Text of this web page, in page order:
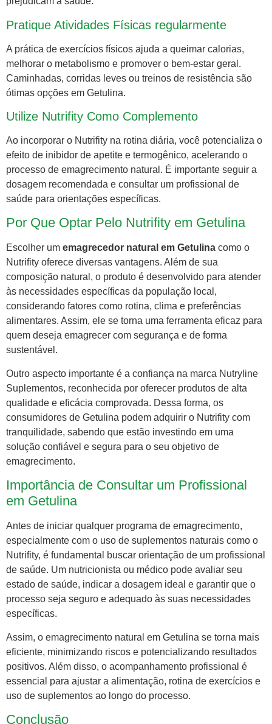
Pratique Atividades Físicas regularmente
A prática de exercícios físicos ajuda a queimar calorias,
melhorar o metabolismo e promover o bem-estar geral.
Caminhadas, corridas leves ou treinos de resistência são
ótimas opções em Getulina.
Utilize Nutrifity Como Complemento
Ao incorporar o Nutrifity na rotina diária, você potencializa o
efeito de inibidor de apetite e termogênico, acelerando o
processo de emagrecimento natural. É importante seguir a
dosagem recomendada e consultar um profissional de
saúde para orientações específicas.
Por Que Optar Pelo Nutrifity em Getulina
Escolher um emagrecedor natural em Getulina como o
Nutrifity oferece diversas vantagens. Além de sua
composição natural, o produto é desenvolvido para atender
às necessidades específicas da população local,
considerando fatores como rotina, clima e preferências
alimentares. Assim, ele se torna uma ferramenta eficaz para
quem deseja emagrecer com segurança e de forma
sustentável.
Outro aspecto importante é a confiança na marca Nutryline
Suplementos, reconhecida por oferecer produtos de alta
qualidade e eficácia comprovada. Dessa forma, os
consumidores de Getulina podem adquirir o Nutrifity com
tranquilidade, sabendo que estão investindo em uma
solução confiável e segura para o seu objetivo de
emagrecimento.
Importância de Consultar um Profissional
em Getulina
Antes de iniciar qualquer programa de emagrecimento,
especialmente com o uso de suplementos naturais como o
Nutrifity, é fundamental buscar orientação de um profissional
de saúde. Um nutricionista ou médico pode avaliar seu
estado de saúde, indicar a dosagem ideal e garantir que o
processo seja seguro e adequado às suas necessidades
específicas.
Assim, o emagrecimento natural em Getulina se torna mais
eficiente, minimizando riscos e potencializando resultados
positivos. Além disso, o acompanhamento profissional é
essencial para ajustar a alimentação, rotina de exercícios e
uso de suplementos ao longo do processo.
Conclusão